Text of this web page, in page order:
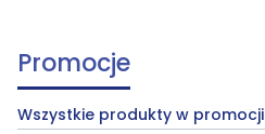
Promocje
Wszystkie produkty w promocji